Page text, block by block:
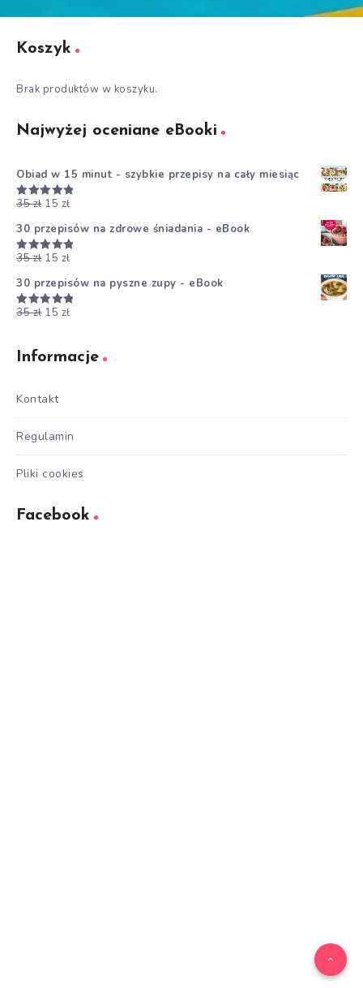
Koszyk
Brak produktów w koszyku.
Najwyżej oceniane eBooki
Obiad w 15 minut - szybkie przepisy na cały miesiąc
Oceniono
35zł 15 zł
30 przepisów na zdrowe śniadania - eBook
Oceniono
35zł 15 zł
30 przepisów na pyszne zupy - eBook
Oceniono
35zł 15 zł
Informacje
Kontakt
Regulamin
Pliki cookies
Facebook